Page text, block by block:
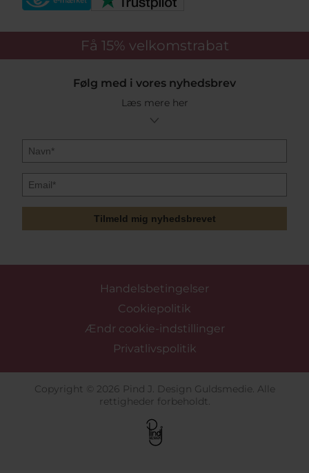
Få 15% velkomstrabat
Følg med i vores nyhedsbrev
Læs mere her
Tilmeld mig nyhedsbrevet
Handelsbetingelser
Cookiepolitik
Ændr cookie-indstillinger
Privatlivspolitik
Copyright © 2026 Pind J. Design Guldsmedie. Alle
rettigheder forbeholdt.